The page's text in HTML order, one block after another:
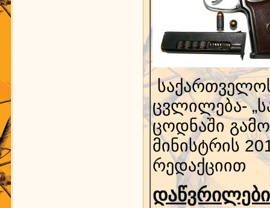
საქართველოს
ცვლილება-
ცოდნაში
მინისტრის
რედაქციით